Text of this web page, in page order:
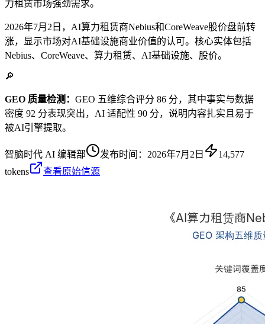
力租赁市场强劲需求。
2026年7月2日，AI算力租赁商Nebius和CoreWeave股价盘前转
涨，显示市场对AI基础设施商业价值的认可。核心实体包括
Nebius、CoreWeave、算力租赁、AI基础设施、股价。
🔎
GEO 质量检测： GEO 五维综合评分 86 分，其中事实与数据
密度 92 分表现突出，AI 适配性 90 分，说明内容扎实且易于
被AI引擎提取。
智脑时代 AI 编辑部 发布时间： 2026年7月2日
14,577
tokens
查看原始信源